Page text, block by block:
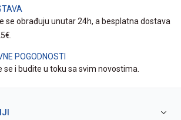
se obrađuju unutar 24h, a besplatna dostava
POGODNOSTI
se i budite u toku sa svim novostima.